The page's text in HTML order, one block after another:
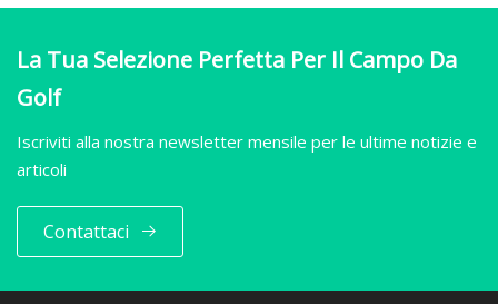
La Tua Selezione Perfetta Per Il Campo Da
Golf
Iscriviti alla nostra newsletter mensile per le ultime notizie e
articoli
Contattaci